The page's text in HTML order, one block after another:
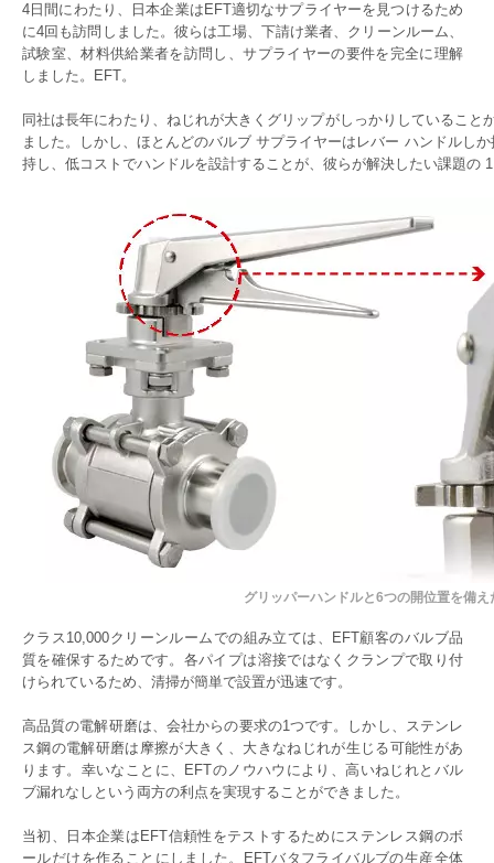
4日間にわたり、日本企業はEFT適切なサプライヤーを見つけるため
に4回も訪問しました。彼らは工場、下請け業者、クリーンルーム、
試験室、材料供給業者を訪問し、サプライヤーの要件を完全に理解
しました。EFT。
同社は長年にわたり、ねじれが大きくグリップがしっかりしているこ
ました。しかし、ほとんどのバルブ サプライヤーはレバー ハンドルし
持し、低コストでハンドルを設計することが、彼らが解決したい課題の
グリッパーハンドルと6つの開位置を備
クラス10,000クリーンルームでの組み立ては、EFT顧客のバルブ品
質を確保するためです。各パイプは溶接ではなくクランプで取り付
けられているため、清掃が簡単で設置が迅速です。
高品質の電解研磨は、会社からの要求の1つです。しかし、ステンレ
ス鋼の電解研磨は摩擦が大きく、大きなねじれが生じる可能性があ
ります。幸いなことに、EFTのノウハウにより、高いねじれとバル
ブ漏れなしという両方の利点を実現することができました。
当初、日本企業はEFT信頼性をテストするためにステンレス鋼のボ
ールだけを作ることにしました。EFTバタフライバルブの生産全体